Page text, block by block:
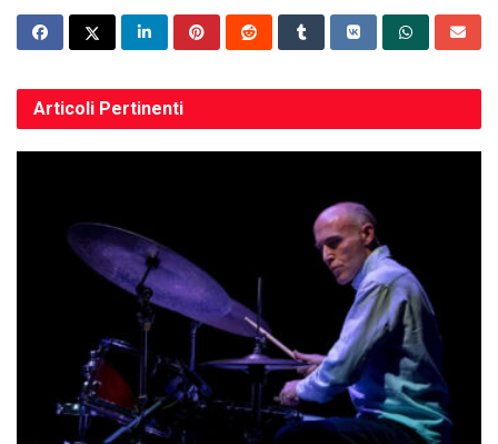
Articoli Pertinenti